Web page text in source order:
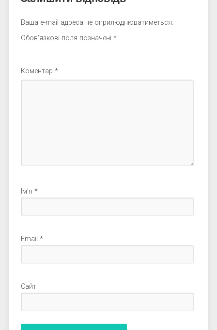
Ваша e-mail адреса не оприлюднюватиметься.
Обов’язкові поля позначені *
Коментар *
Ім'я *
Email *
Сайт